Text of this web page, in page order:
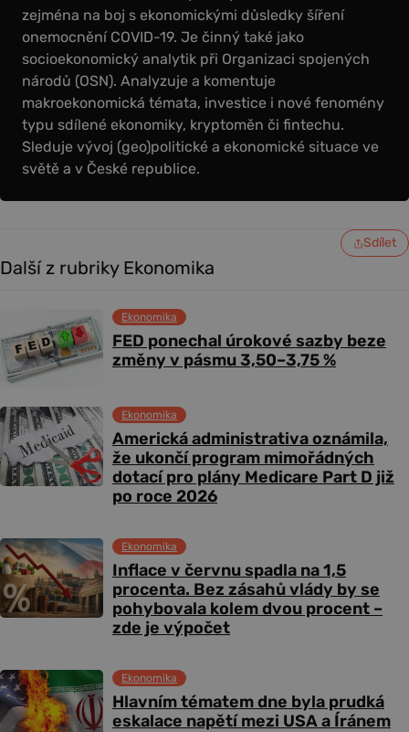
zejména na boj s ekonomickými důsledky šíření
onemocnění COVID-19. Je činný také jako
socioekonomický analytik při Organizaci spojených
národů (OSN). Analyzuje a komentuje
makroekonomická témata, investice i nové fenomény
typu sdílené ekonomiky, kryptoměn či fintechu.
Sleduje vývoj (geo)politické a ekonomické situace ve
světě a v České republice.
Sdílet
Další z rubriky Ekonomika
FED ponechal úrokové sazby beze
změny v pásmu 3,50–3,75 %
Ekonomika
Americká administrativa oznámila,
že ukončí program mimořádných
dotací pro plány Medicare Part D již
po roce 2026
Ekonomika
Inflace v červnu spadla na 1,5
procenta. Bez zásahů vlády by se
pohybovala kolem dvou procent –
zde je výpočet
Ekonomika
Hlavním tématem dne byla prudká
eskalace napětí mezi USA a Íránem
Ekonomika